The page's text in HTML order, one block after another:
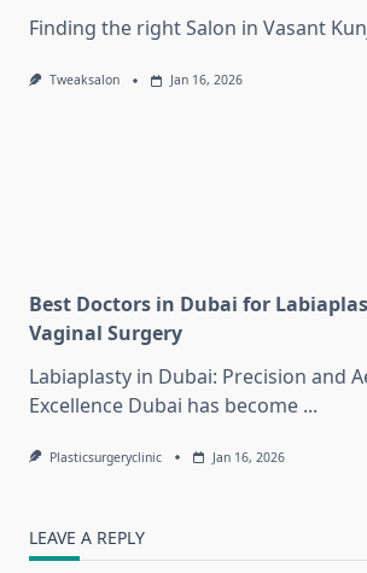
Finding the right Salon in Vasant
Tweaksalon Jan 16, 2026
Best Doctors in Dubai for
Vaginal Surgery
Labiaplasty in Dubai: Precision and
Excellence Dubai has become ...
Plasticsurgeryclinic Jan 16, 2026
LEAVE A REPLY